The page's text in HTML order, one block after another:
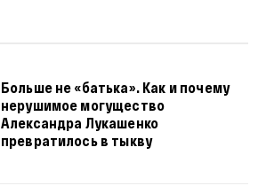
Больше не «батька». Как и почему
нерушимое могущество
Александра Лукашенко
превратилось в тыкву